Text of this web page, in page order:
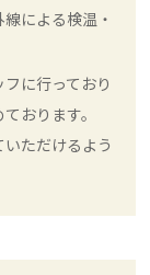
による検温・
に行っており
おります。
ただけるよう